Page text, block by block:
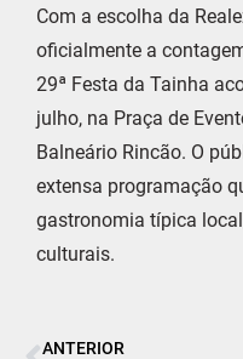
Com a escolha da
oficialmente a
29ª Festa da Tainha
julho, na Praça de
Balneário Rincão. O
extensa programação
gastronomia típica
culturais.
ANTERIOR